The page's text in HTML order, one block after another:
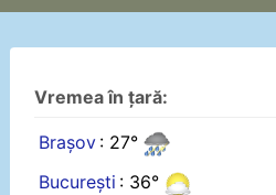
Vremea în țară:
Brașov : 27°
București : 36°